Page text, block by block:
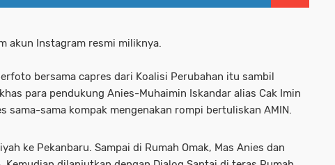
akun Instagram resmi miliknya.
bersama capres dari Koalisi Perubahan itu sambil
para pendukung Anies-Muhaimin Iskandar alias Cak Imin
sama-sama kompak mengenakan rompi bertuliskan AMIN.
ke Pekanbaru. Sampai di Rumah Omak, Mas Anies dan